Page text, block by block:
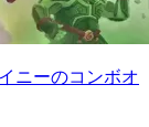
ニーのコンボオ